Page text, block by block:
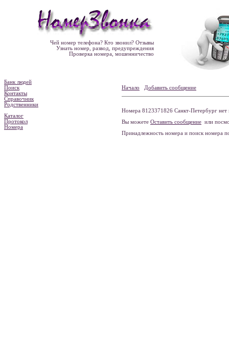
Чей номер телефона? Кто звонил? Отзывы
Узнать номер, развод, предупреждения
Проверка номера, мошенничество
Банк людей
Поиск
Контакты
Справочник
Родственники
Каталог
Протокол
Номера
Начало Добавить сообщение
Номера 8123371826 Санкт-Петербург нет
Вы можете Оставить сообщение или
Принадлежность номера и поиск номера